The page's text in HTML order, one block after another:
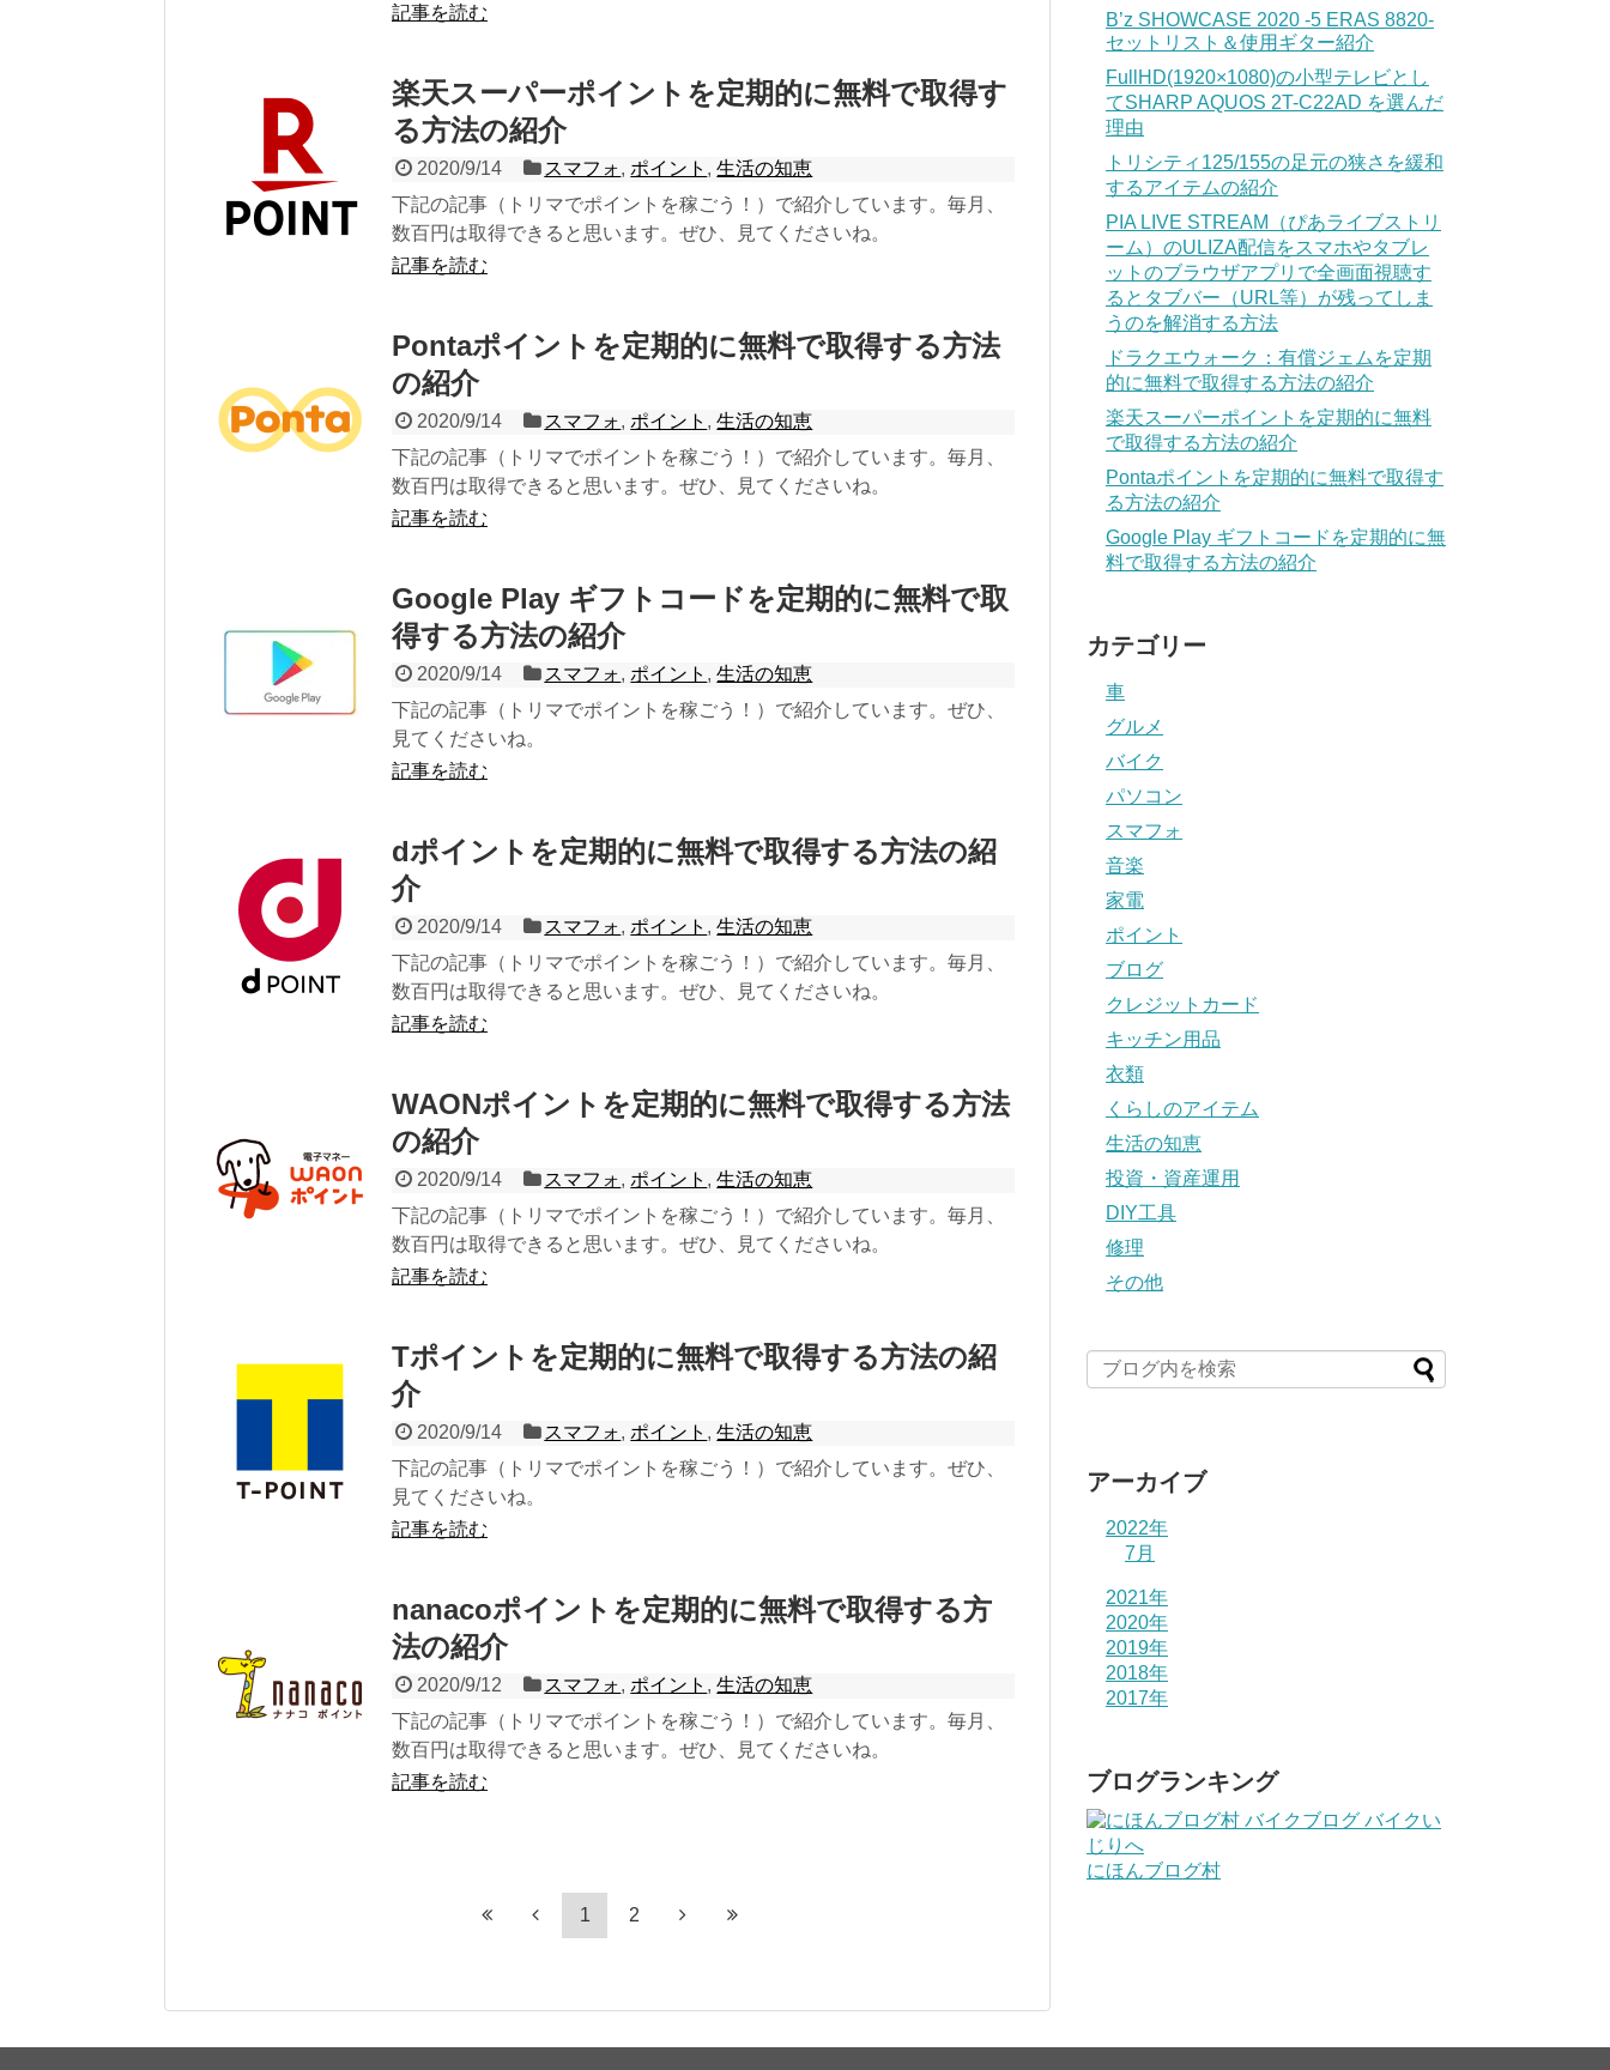
記事を読む
楽天スーパーポイントを定期的に無料で取得す
る方法の紹介
2020/9/14 スマフォ, ポイント ,生活の知恵
下記の記事（トリマでポイントを稼ごう！）で紹介しています。毎月、
数百円は取得できると思います。ぜひ、見てくださいね。
記事を読む
Pontaポイントを定期的に無料で取得する方法
の紹介
2020/9/14 スマフォ, ポイント ,生活の知恵
下記の記事（トリマでポイントを稼ごう！）で紹介しています。毎月、
数百円は取得できると思います。ぜひ、見てくださいね。
記事を読む
Google Play ギフトコードを定期的に無料で取
得する方法の紹介
2020/9/14 スマフォ, ポイント ,生活の知恵
下記の記事（トリマでポイントを稼ごう！）で紹介しています。ぜひ、
見てくださいね。
記事を読む
dポイントを定期的に無料で取得する方法の紹
介
2020/9/14 スマフォ, ポイント ,生活の知恵
下記の記事（トリマでポイントを稼ごう！）で紹介しています。毎月、
数百円は取得できると思います。ぜひ、見てくださいね。
記事を読む
WAONポイントを定期的に無料で取得する方法
の紹介
2020/9/14 スマフォ, ポイント ,生活の知恵
下記の記事（トリマでポイントを稼ごう！）で紹介しています。毎月、
数百円は取得できると思います。ぜひ、見てくださいね。
記事を読む
Tポイントを定期的に無料で取得する方法の紹
介
2020/9/14 スマフォ, ポイント ,生活の知恵
下記の記事（トリマでポイントを稼ごう！）で紹介しています。ぜひ、
見てくださいね。
記事を読む
nanacoポイントを定期的に無料で取得する方
法の紹介
2020/9/12 スマフォ, ポイント ,生活の知恵
下記の記事（トリマでポイントを稼ごう！）で紹介しています。毎月、
数百円は取得できると思います。ぜひ、見てくださいね。
記事を読む
1 2
B’z SHOWCASE 2020 -5 ERAS 8820-
セットリスト＆使用ギター紹介
FullHD(1920×1080)の小型テレビとし
てSHARP AQUOS 2T-C22AD を選んだ
理由
トリシティ125/155の足元の狭さを緩和
するアイテムの紹介
PIA LIVE STREAM（ぴあライブストリ
ーム）のULIZA配信をスマホやタブレ
ットのブラウザアプリで全画面視聴す
るとタブバー（URL等）が残ってしま
うのを解消する方法
ドラクエウォーク：有償ジェムを定期
的に無料で取得する方法の紹介
楽天スーパーポイントを定期的に無料
で取得する方法の紹介
Pontaポイントを定期的に無料で取得す
る方法の紹介
Google Play ギフトコードを定期的に無
料で取得する方法の紹介
カテゴリー
車
グルメ
バイク
パソコン
スマフォ
音楽
家電
ポイント
ブログ
クレジットカード
キッチン用品
衣類
くらしのアイテム
生活の知恵
投資・資産運用
DIY工具
修理
その他
アーカイブ
2022年
7月
2021年
2020年
2019年
2018年
2017年
ブログランキング
にほんブログ村